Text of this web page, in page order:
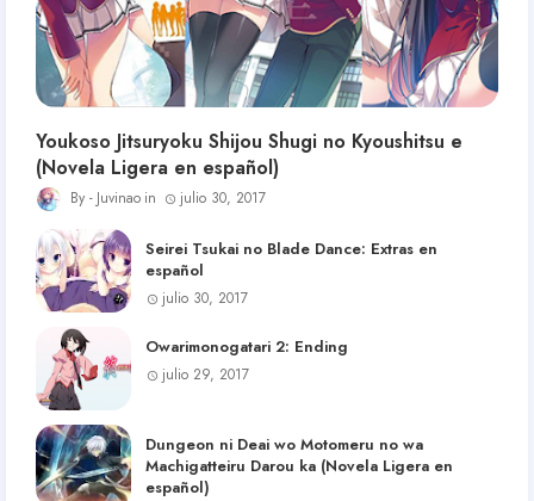
Youkoso Jitsuryoku Shijou Shugi no Kyoushitsu e
(Novela Ligera en español)
Juvinao julio 30, 2017
Seirei Tsukai no Blade Dance: Extras en
español
julio 30, 2017
Owarimonogatari 2: Ending
julio 29, 2017
Dungeon ni Deai wo Motomeru no wa
Machigatteiru Darou ka (Novela Ligera en
español)